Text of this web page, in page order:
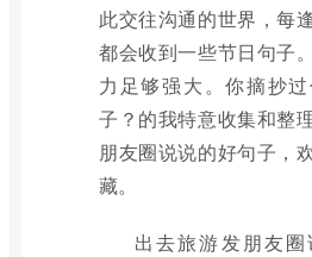
此交往沟通的世界，每
都会收到一些节日句子
力足够强大。你摘抄
子？的我特意收集和整
朋友圈说说的好句子，
藏。
出去旅游发朋友